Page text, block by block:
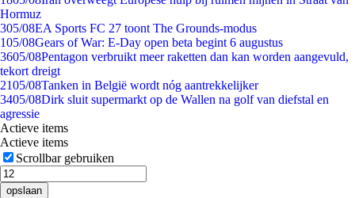
Hormuz
305/08EA Sports FC 27 toont The Grounds-modus
105/08Gears of War: E-Day open beta begint 6 augustus
3605/08Pentagon verbruikt meer raketten dan kan worden aangevuld,
tekort dreigt
2105/08Tanken in België wordt nóg aantrekkelijker
3405/08Dirk sluit supermarkt op de Wallen na golf van diefstal en
agressie
Actieve items
Actieve items
Scrollbar gebruiken
opslaan